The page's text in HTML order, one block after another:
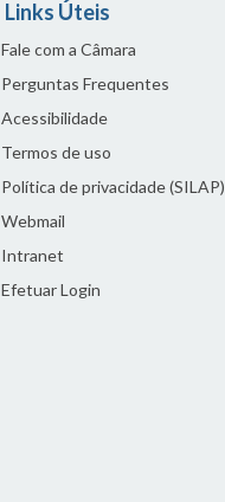
Links Úteis
Fale com a Câmara
Perguntas Frequentes
Acessibilidade
Termos de uso
Política de privacidade (SILAP)
Webmail
Intranet
Efetuar Login